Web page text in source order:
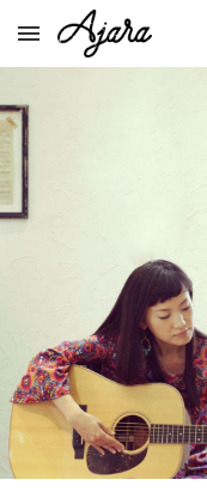
Skip to main content